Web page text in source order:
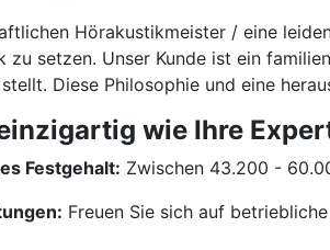
Hörakustikmeister / eine
zu setzen. Unser Kunde ist ein
Diese Philosophie und eine
wie Ihre
Festgehalt: Zwischen 43.200 -
Freuen Sie sich auf